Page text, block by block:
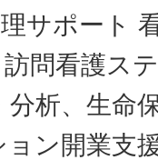
サポート
問看護ス
分析、生命
ン開業支